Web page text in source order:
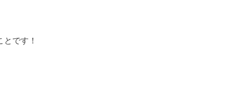
とです！